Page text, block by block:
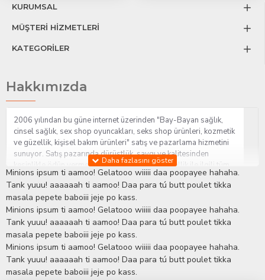
KURUMSAL
MÜŞTERİ HİZMETLERİ
KATEGORİLER
Hakkımızda
2006 yılından bu güne internet üzerinden "Bay-Bayan sağlık,
cinsel sağlık, sex shop oyuncakları, seks shop ürünleri, kozmetik
ve güzellik, kişisel bakım ürünleri" satış ve pazarlama hizmetini
sunuyor. Satış pazarında dürüstlük, saygı ve kalitesinden
kesinlikle ödün vermeden hizmet sağlık ve güzellik ile ilgili tüm
sorularınıza anında cevap verebilen Yetkin ve uzman kadrosu ile
ihtiyaçlarınızı en uygun fiyat ve taksit seçenekleriyle karşılıyor.
İstanbul beylikdüzü Erotik Shop sitemizde insan odaklı çalışma
stratejimiz ile müşterilerimizin yaşamlarında mutlu, sağlıklı ve
bakımlı olmaları için onlara sağlık ve güzellik danışmanlığı
sağlıyoruz.Sex ShopAlışveriş sitemiz Erotik Shop sektöründeki
gelişmeleri ve yenilikleri çok yakından takip etmesi, yaklaşık
5000'e yakın geniş ürün yelpazesi ile Türkiye'de bu sektörde
kendi alanımızda en geniş ürün gurubuna sahip ender
mağazalardan biri olması, müşteri memnuniyetini her zaman ön
Minions ipsum ti aamoo! Gelatooo wiiiii daa poopayee hahaha.
Tank yuuu! aaaaaah ti aamoo! Daa para tú butt poulet tikka
masala pepete baboiii jeje po kass.
Minions ipsum ti aamoo! Gelatooo wiiiii daa poopayee hahaha.
Tank yuuu! aaaaaah ti aamoo! Daa para tú butt poulet tikka
masala pepete baboiii jeje po kass.
Minions ipsum ti aamoo! Gelatooo wiiiii daa poopayee hahaha.
Tank yuuu! aaaaaah ti aamoo! Daa para tú butt poulet tikka
masala pepete baboiii jeje po kass.